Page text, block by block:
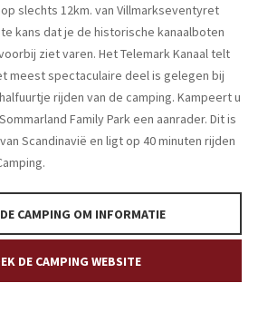
slechts 12km. van Villmarkseventyret
kans dat je de historische kanaalboten
ziet varen. Het Telemark Kanaal telt
meest spectaculaire deel is gelegen bij
rijden van de camping. Kampeert u
Family Park een aanrader. Dit is
Scandinavië en ligt op 40 minuten rijden
CAMPING OM INFORMATIE
DE CAMPING WEBSITE